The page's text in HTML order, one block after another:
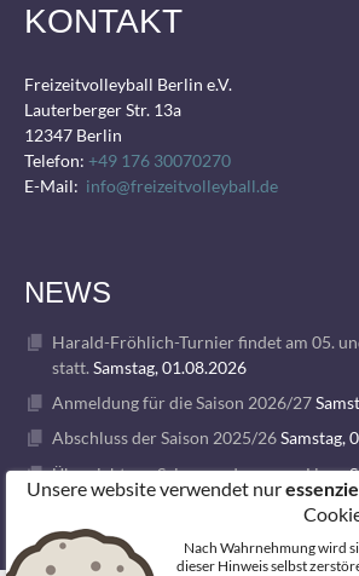
KONTAKT
Freizeitvolleyball Berlin e.V.
Lauterberger Str. 13a
12347 Berlin
Telefon: +49 176 30070270
E-Mail: info@freizeitvolleyball.de
NEWS
Harald-Fröhlich-Turnier findet am 05.
statt. Samstag, 01.08.2026
Anmeldung für die Saison 2026/27
Abschluss der Saison 2025/26Samstag,
Übersicht zur Saison und unseren Ligen
1. VOLLEY GODS SUMMER CAMP 2026
Unsere website verwendet nur
Nach Wahrnehmung wird
dieser Hinweis selbst